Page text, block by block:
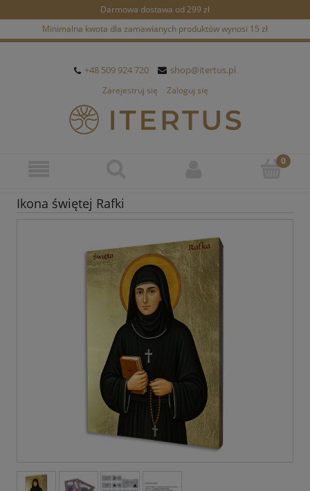
Darmowa dostawa od 299 zł
Minimalna kwota dla zamawianych produktów wynosi 15 zł
+48 509 924 720 shop@itertus.pl
Zarejestruj się Zaloguj się
Ikona świętej Rafki